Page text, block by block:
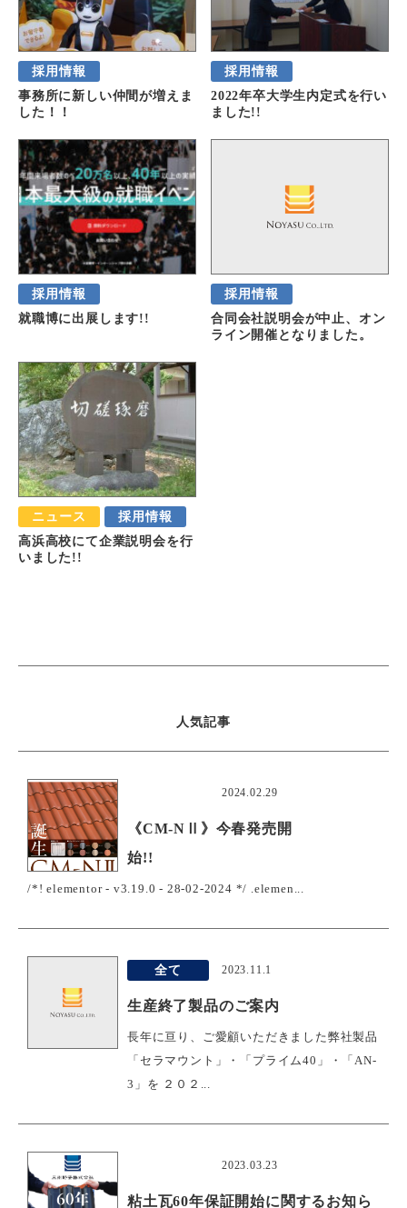
採用情報
事務所に新しい仲間が増えま
した！！
採用情報
2022年卒大学生内定式を行い
ました!!
採用情報
就職博に出展します!!
採用情報
合同会社説明会が中止、オン
ライン開催となりました。
ニュース 採用情報
高浜高校にて企業説明会を行
いました!!
人気記事
2024.02.29
《CM-NⅡ》今春発売開
始!!
/*! elementor - v3.19.0 - 28-02-2024 */ .elemen...
全て 2023.11.1
生産終了製品のご案内
長年に亘り、ご愛顧いただきました弊社製品
「セラマウント」・「プライム40」・「AN-
3」を ２０２...
2023.03.23
粘土瓦60年保証開始に関するお知ら